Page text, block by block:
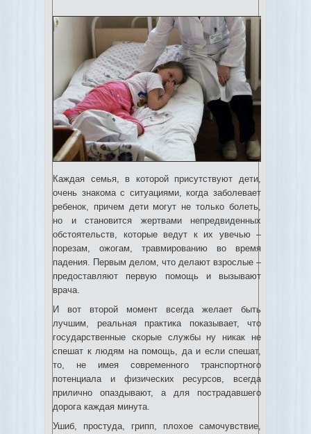
Каждая семья, в которой присутствуют дети,
очень знакома с ситуациями, когда заболевает
ребенок, причем дети могут не только болеть,
но и становится жертвами непредвиденных
обстоятельств, которые ведут к их увечью –
порезам, ожогам, травмированию во время
падения. Первым делом, что делают взрослые –
предоставляют первую помощь и вызывают
врача.
И вот второй момент всегда желает быть
лучшим, реальная практика показывает, что
государственные скорые службы ну никак не
спешат к людям на помощь, да и если спешат,
то, не имея современного транспортного
потенциала и физических ресурсов, всегда
прилично опаздывают, а для пострадавшего
дорога каждая минута.
Ушиб, простуда, грипп, плохое самочувствие,